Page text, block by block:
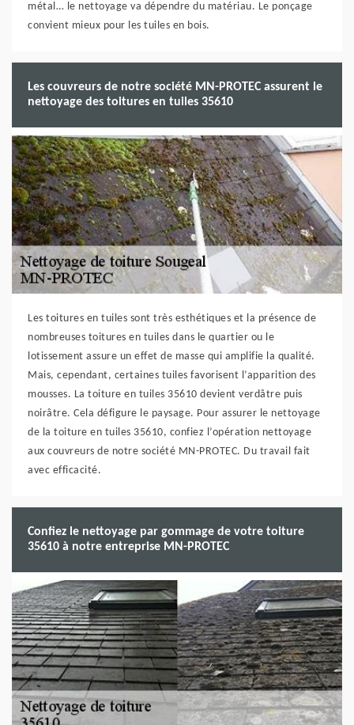
métal… le nettoyage va dépendre du matériau. Le ponçage
convient mieux pour les tuiles en bois.
Les couvreurs de notre société MN-PROTEC assurent le
nettoyage des toitures en tuiles 35610
Les toitures en tuiles sont très esthétiques et la présence de
nombreuses toitures en tuiles dans le quartier ou le
lotissement assure un effet de masse qui amplifie la qualité.
Mais, cependant, certaines tuiles favorisent l’apparition des
mousses. La toiture en tuiles 35610 devient verdâtre puis
noirâtre. Cela défigure le paysage. Pour assurer le nettoyage
de la toiture en tuiles 35610, confiez l’opération nettoyage
aux couvreurs de notre société MN-PROTEC. Du travail fait
avec efficacité.
Confiez le nettoyage par gommage de votre toiture
35610 à notre entreprise MN-PROTEC